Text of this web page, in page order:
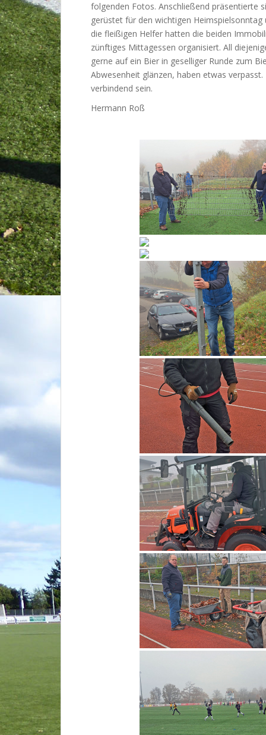
folgenden Fotos. Anschließend präsentierte
gerüstet für den wichtigen
die fleißigen Helfer hatten die beiden
zünftiges Mittagessen organisiert. All
gerne auf ein Bier in geselliger Runde zum
Abwesenheit glänzen, haben etwas
verbindend sein.
Hermann Roß